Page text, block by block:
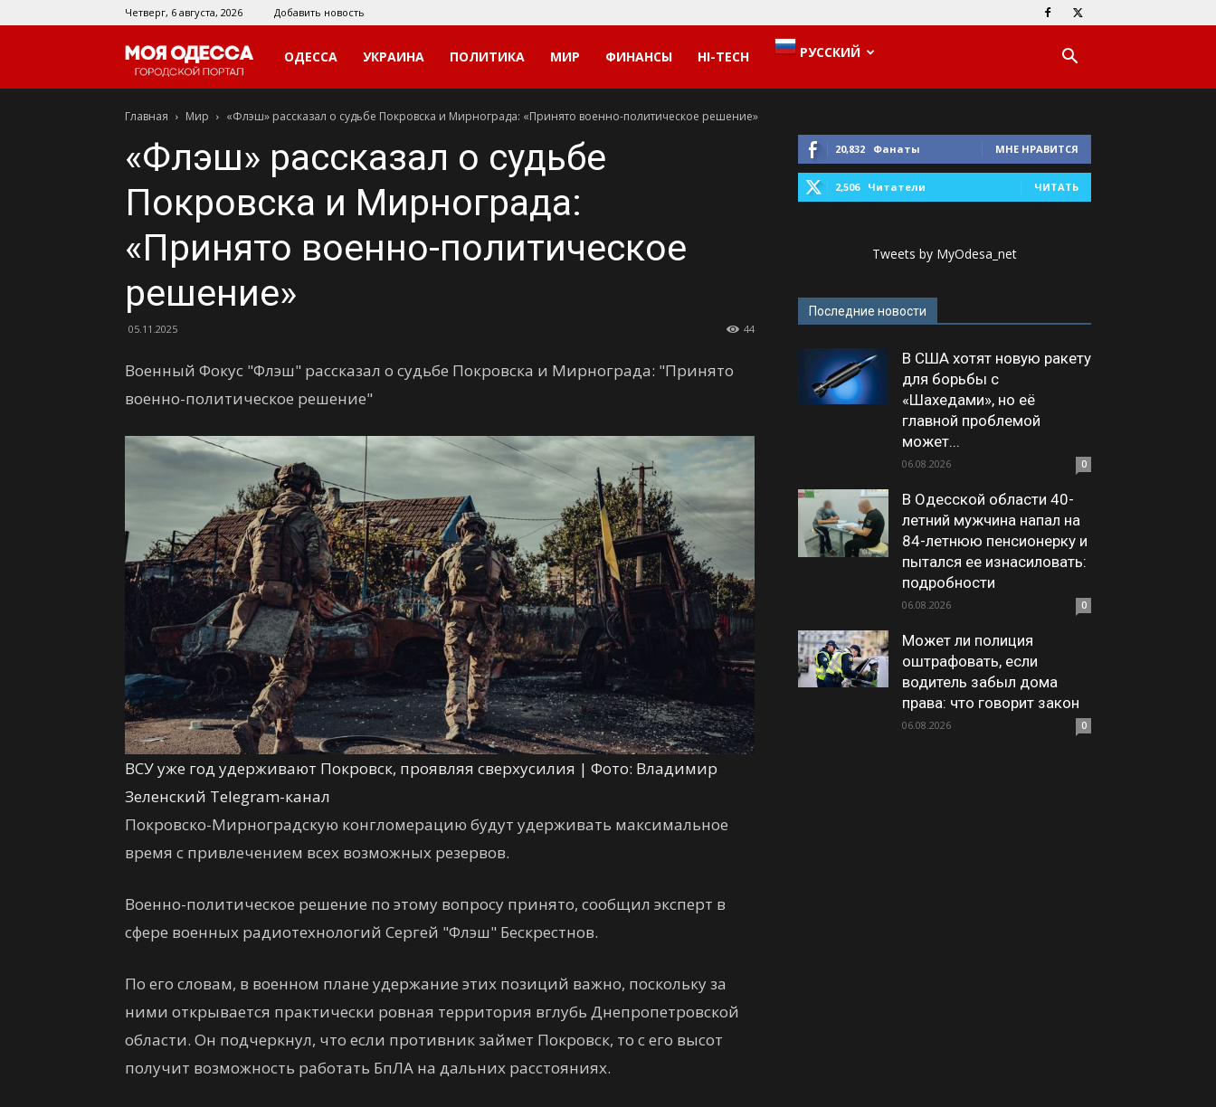
Четверг, 6 августа, 2026 Добавить новость
Моя
Одесса
ОДЕССА УКРАИНА ПОЛИТИКА МИР ФИНАНСЫ HI-TECH РУССКИЙ
Главная Мир «Флэш» рассказал о судьбе Покровска и Мирнограда: «Принято военно-политическое решение»
«Флэш» рассказал о судьбе
Покровска и Мирнограда:
«Принято военно-политическое
решение»
05.11.2025 44
Военный Фокус "Флэш" рассказал о судьбе Покровска и Мирнограда: "Принято
военно-политическое решение"
ВСУ уже год удерживают Покровск, проявляя сверхусилия | Фото: Владимир
Зеленский Telegram-канал
Покровско-Мирноградскую конгломерацию будут удерживать максимальное
время с привлечением всех возможных резервов.
Военно-политическое решение по этому вопросу принято, сообщил эксперт в
сфере военных радиотехнологий Сергей "Флэш" Бескрестнов.
По его словам, в военном плане удержание этих позиций важно, поскольку за
ними открывается практически ровная территория вглубь Днепропетровской
области. Он подчеркнул, что если противник займет Покровск, то с его высот
получит возможность работать БпЛА на дальних расстояниях.
20,832 Фанаты МНЕ НРАВИТСЯ
2,506 Читатели ЧИТАТЬ
Tweets by MyOdesa_net
Последние новости
В США хотят новую ракету
для борьбы с
«Шахедами», но её
главной проблемой
может...
06.08.2026 0
В Одесской области 40-
летний мужчина напал на
84-летнюю пенсионерку и
пытался ее изнасиловать:
подробности
06.08.2026 0
Может ли полиция
оштрафовать, если
водитель забыл дома
права: что говорит закон
06.08.2026 0